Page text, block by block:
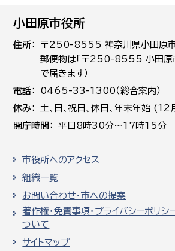
小田原市役所
住所
〒250-8555 神奈川県小田原
郵便物は「〒250-8555 小田原
で届きます）
電話
0465-33-1300（総合案内）
休み
土､日､祝日、休日、年末年始
開庁時間
平日8時30分～17時15分
市役所へのアクセス
組織一覧
お問い合わせ・市への提案
著作権・免責事項・プライバシーポリシ
ついて
サイトマップ